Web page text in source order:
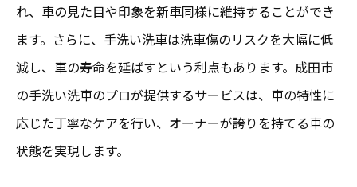
れ、車の見た目や印象を新車同様に維持することができ
ます。さらに、手洗い洗車は洗車傷のリスクを大幅に低
減し、車の寿命を延ばすという利点もあります。成田市
の手洗い洗車のプロが提供するサービスは、車の特性に
応じた丁寧なケアを行い、オーナーが誇りを持てる車の
状態を実現します。